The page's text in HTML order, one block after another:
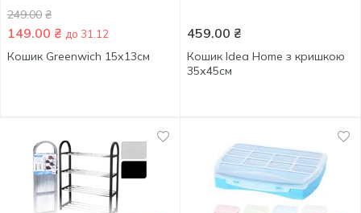
249.00 ₴
149.00 ₴ до 31.12
Кошик Greenwich 15х13см
459.00 ₴
Кошик Idea Home з кришкою
35х45см